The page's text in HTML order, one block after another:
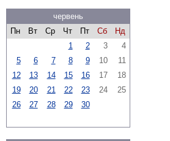
червень
Пн
Вт Ср Чт Пт Сб
Нд
1
2 3
4
5
6 7 8 9 10
11
12
13 14 15 16 17
18
19
20 21 22 23 24
25
26
27 28 29 30